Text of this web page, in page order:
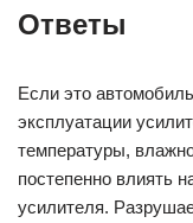
Ответы
Если это
эксплуатации
температуры,
постепенно влиять
усилителя.